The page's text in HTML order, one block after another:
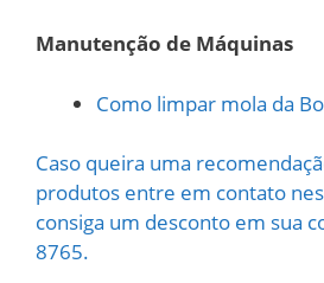
Manutenção de Máquinas
Como limpar mola da
Caso queira uma
produtos entre em contato
consiga um desconto em sua
8765.